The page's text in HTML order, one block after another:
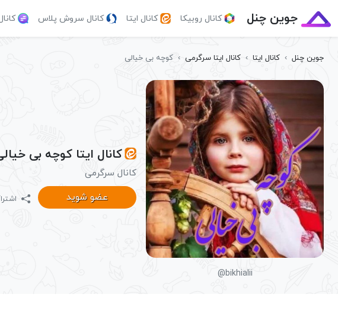
جوین چنل کانال روبیکا کانال ایتا کانال سروش پلاس
جوین چنل › کانال ایتا › کانال ایتا سرگرمی › کوچه بی خیالی
@bikhialii
کانال ایتا کوچه بی
کانال سرگرمی
عضو شوید